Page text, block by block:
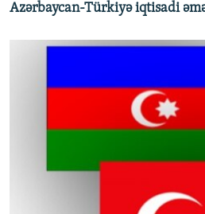
Azərbaycan-Türkiyə iqtisadi